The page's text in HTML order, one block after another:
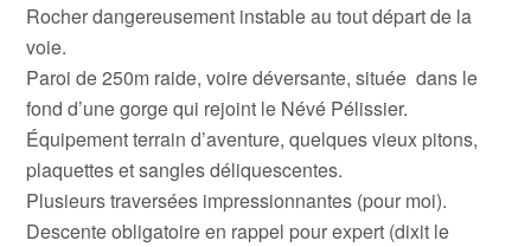
Rocher dangereusement instable au tout départ de la
voie.
Paroi de 250m raide, voire déversante, située dans le
fond d’une gorge qui rejoint le Névé Pélissier.
Équipement terrain d’aventure, quelques vieux pitons,
plaquettes et sangles déliquescentes.
Plusieurs traversées impressionnantes (pour moi).
Descente obligatoire en rappel pour expert (dixit le